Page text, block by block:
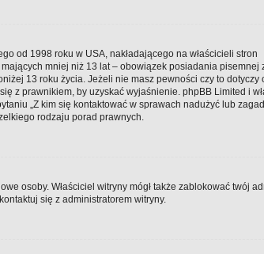
od 1998 roku w USA, nakładającego na właścicieli stron
mniej niż 13 lat – obowiązek posiadania pisemnej
13 roku życia. Jeżeli nie masz pewności czy to dotyczy
z prawnikiem, by uzyskać wyjaśnienie. phpBB Limited i
„Z kim się kontaktować w sprawach nadużyć lub
rodzaju porad prawnych.
osoby. Właściciel witryny mógł także zablokować twój
się z administratorem witryny.